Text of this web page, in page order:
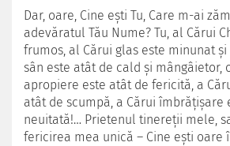
Dar, oare, Cine eşti Tu, Care m-ai
adevăratul Tău Nume? Tu, al Cărui
frumos, al Cărui glas este minunat
sân este atât de cald şi mângâietor,
apropiere este atât de fericită, a
atât de scumpă, a Cărui îmbrăţişare
neuitată!… Prietenul tinereţii mele,
fericirea mea unică – Cine eşti oare